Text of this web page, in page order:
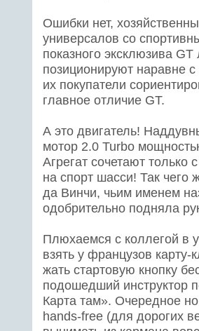
Ошибки нет,
универсалов со
показного эксклюзива
позиционируют наравне
их покупатели
главное отличие GT.
А это двигатель!
мотор 2.0 Turbo
Агрегат сочетают
на спорт шасси! Так чего
да Винчи, чьим именем
одобрительно подняла
Плюхаемся с коллегой в
взять у французов
жать стартовую кнопку
подошедший инструктор
Карта там». Очередное
hands-free (для дорогих